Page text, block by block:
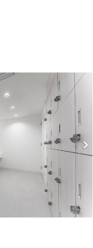
、パティスリーを完備し、